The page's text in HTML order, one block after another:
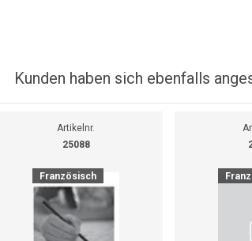
Kunden haben sich ebenfalls
Artikelnr.
25088
Französisch